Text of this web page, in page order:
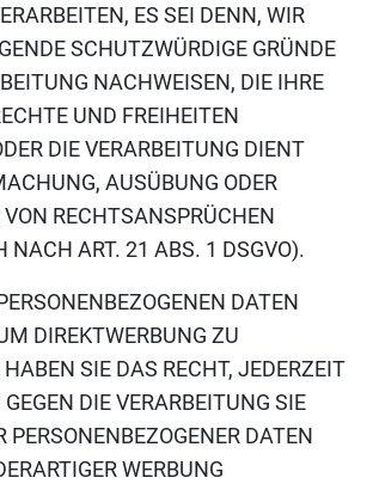
ES SEI DENN, WIR
SCHUTZWÜRDIGE GRÜNDE
NACHWEISEN, DIE IHRE
UND FREIHEITEN
DIE VERARBEITUNG DIENT
AUSÜBUNG ODER
VON RECHTSANSPRÜCHEN
NACH ART. 21 ABS. 1 DSGVO).
DATEN
DIREKTWERBUNG ZU
HABEN SIE DAS RECHT, JEDERZEIT
DIE VERARBEITUNG SIE
PERSONENBEZOGENER DATEN
WERBUNG